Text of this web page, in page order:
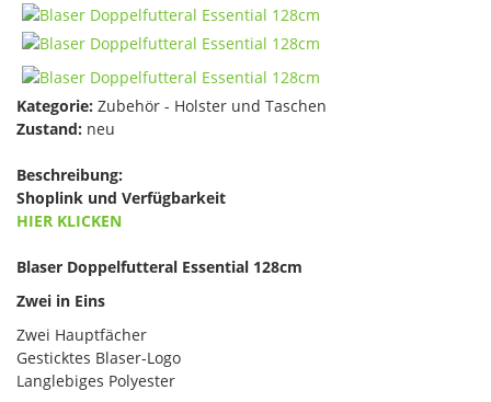
Kategorie: Zubehör - Holster und Taschen
Zustand: neu
Beschreibung:
Shoplink und Verfügbarkeit
HIER KLICKEN
Blaser Doppelfutteral Essential 128cm
Zwei in Eins
Zwei Hauptfächer
Gesticktes Blaser-Logo
Langlebiges Polyester